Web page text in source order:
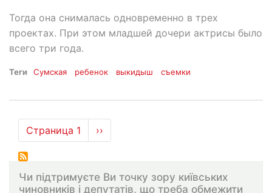
Тогда она снималась одновременно в трех
проектах. При этом младшей дочери актрисы было
всего три года.
Теги Сумская ребенок выкидыш съемки
Нумерация
страниц
Страница 1
Следующая
страница
››
Чи підтримуєте Ви точку зору київських
чиновників і депутатів, що треба обмежити